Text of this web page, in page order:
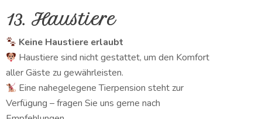
13. Haustiere
Keine Haustiere erlaubt
Haustiere sind nicht gestattet, um den Komfort
aller Gäste zu gewährleisten.
Eine nahegelegene Tierpension steht zur
Verfügung – fragen Sie uns gerne nach